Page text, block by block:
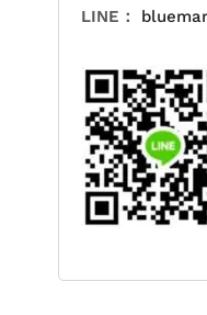
LINE：